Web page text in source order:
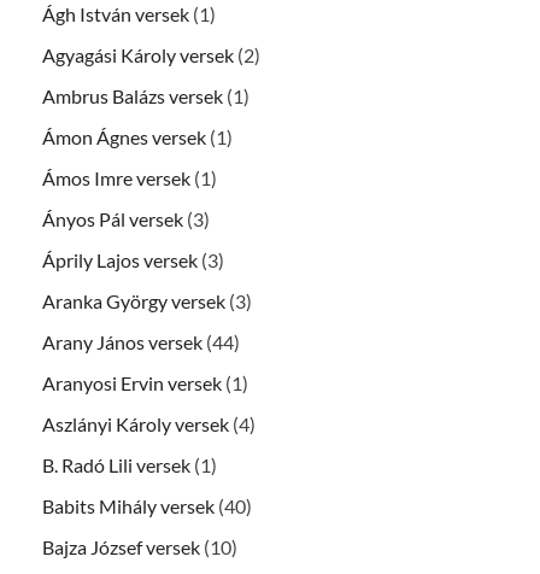
Ágh István versek (1)
Agyagási Károly versek (2)
Ambrus Balázs versek (1)
Ámon Ágnes versek (1)
Ámos Imre versek (1)
Ányos Pál versek (3)
Áprily Lajos versek (3)
Aranka György versek (3)
Arany János versek (44)
Aranyosi Ervin versek (1)
Aszlányi Károly versek (4)
B. Radó Lili versek (1)
Babits Mihály versek (40)
Bajza József versek (10)